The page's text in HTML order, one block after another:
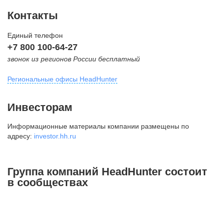
Контакты
Единый телефон
+7 800 100-64-27
звонок из регионов России бесплатный
Региональные офисы HeadHunter
внутригородская территория
Муниципальный округ Тверской,
2-я Брестская ул., д. 48,
+7 495 980-64-27
Инвесторам
Информационные материалы компании размещены по
адресу: investor.hh.ru
Группа компаний HeadHunter состоит
в сообществах